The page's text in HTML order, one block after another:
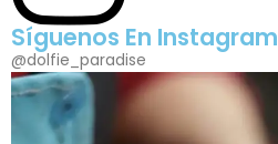
Síguenos En Instagram
@dolfie_paradise